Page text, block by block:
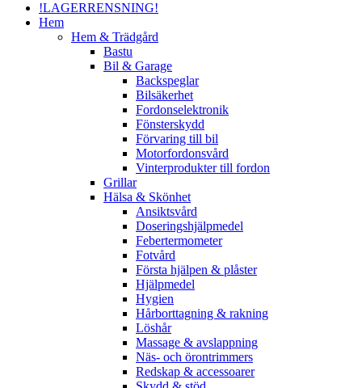
!LAGERRENSNING!
Hem
Hem & Trädgård
Bastu
Bil & Garage
Backspeglar
Bilsäkerhet
Fordonselektronik
Fönsterskydd
Förvaring till bil
Motorfordonsvård
Vinterprodukter till fordon
Grillar
Hälsa & Skönhet
Ansiktsvård
Doseringshjälpmedel
Febertermometer
Fotvård
Första hjälpen & plåster
Hjälpmedel
Hygien
Hårborttagning & rakning
Löshår
Massage & avslappning
Näs- och örontrimmers
Redskap & accessoarer